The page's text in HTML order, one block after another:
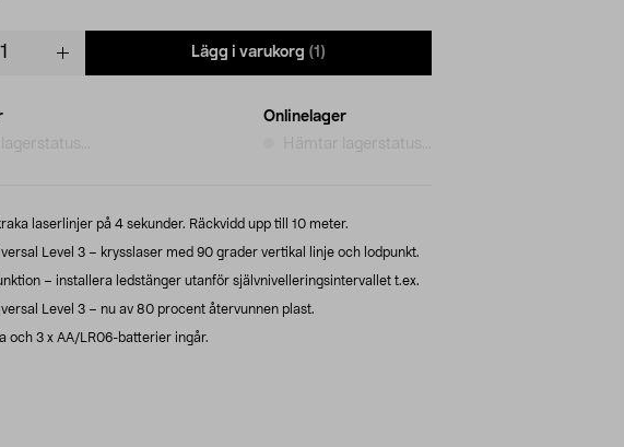
Lägg i varukorg (1)
Onlinelager
Hämtar lagerstatus...
laserlinjer på 4 sekunder. Räckvidd upp till 10 meter.
Level 3 – krysslaser med 90 grader vertikal linje och lodpunkt.
– installera ledstänger utanför självnivelleringsintervallet t.ex.
Level 3 – nu av 80 procent återvunnen plast.
och 3 x AA/LR06-batterier ingår.